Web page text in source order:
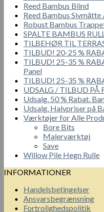
Reed Bambus Blind
Reed Bambus Sivmåtte
Robust Bambus
SPALTE BAMBUS
TILBEHØR TIL
TILBUD! 20-25 %
TILBUD! 25-35 %
Panel
TILBUD! 25-35 %
UDSALG / TILBUD PÅ
Udsalg. 50 % Rabat.
Udsalg. Halvpriser på
Værktøjer for Alle
Bore Bits
Malerværktøj
Save
Willow Pile Hegn Rulle
INFORMATIONER
Handelsbetingelser
Ansvarsbegrænsning
Fortrolighedspolitik